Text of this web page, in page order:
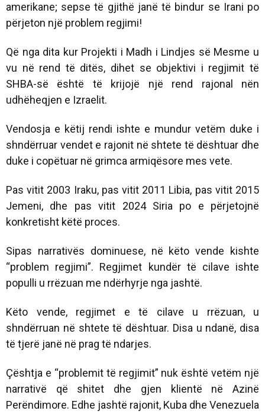
amerikane; sepse të gjithë janë të bindur se Irani po
përjeton një problem regjimi!
Që nga dita kur Projekti i Madh i Lindjes së Mesme u
vu në rend të ditës, dihet se objektivi i regjimit të
SHBA-së është të krijojë një rend rajonal nën
udhëheqjen e Izraelit.
Vendosja e këtij rendi ishte e mundur vetëm duke i
shndërruar vendet e rajonit në shtete të dështuar dhe
duke i copëtuar në grimca armiqësore mes vete.
Pas vitit 2003 Iraku, pas vitit 2011 Libia, pas vitit 2015
Jemeni, dhe pas vitit 2024 Siria po e përjetojnë
konkretisht këtë proces.
Sipas narrativës dominuese, në këto vende kishte
“problem regjimi”. Regjimet kundër të cilave ishte
populli u rrëzuan me ndërhyrje nga jashtë.
Këto vende, regjimet e të cilave u rrëzuan, u
shndërruan në shtete të dështuar. Disa u ndanë, disa
të tjerë janë në prag të ndarjes.
Çështja e “problemit të regjimit” nuk është vetëm një
narrativë që shitet dhe gjen klientë në Azinë
Perëndimore. Edhe jashtë rajonit, Kuba dhe Venezuela